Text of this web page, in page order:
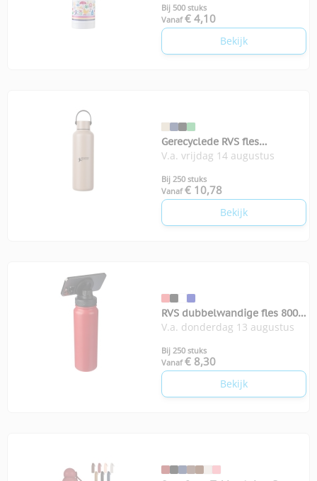
Bij 500 stuks
Vanaf € 4,10
Bekijk
Gerecyclede RVS fles
Baltimore 600 ml
V.a. vrijdag 14 augustus
Bij 250 stuks
Vanaf € 10,78
Bekijk
RVS dubbelwandige fles 800
ml Zinnia
V.a. donderdag 13 augustus
Bij 250 stuks
Vanaf € 8,30
Bekijk